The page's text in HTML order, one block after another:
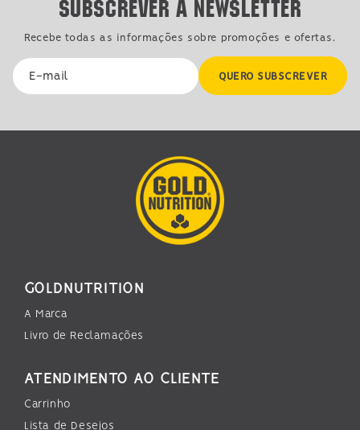
Subscrever a Newsletter
Recebe todas as informações sobre promoções e ofertas.
E-mail QUERO SUBSCREVER
GOLDNUTRITION
A Marca
Livro de Reclamações
ATENDIMENTO AO CLIENTE
Carrinho
Lista de Desejos